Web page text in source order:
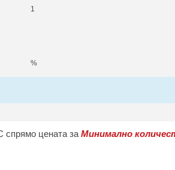
1
%
спрямо цената за Минимално